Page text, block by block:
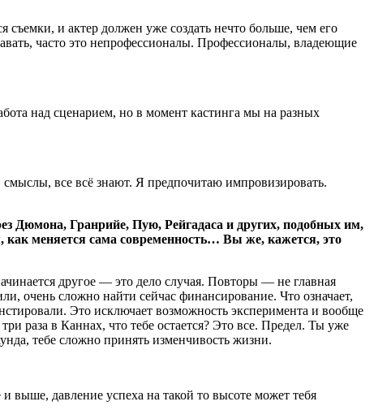
и актер должен уже создать нечто больше, чем его
часто это непрофессионалы. Профессионалы, владеющие
над сценарием, но в момент кастинга мы на разных
все всё знают. Я предпочитаю импровизировать.
Дюмона, Гранрийе, Пую, Рейгадаса и других, подобных им,
как меняется сама современность… Вы же, кажется, это
другое — это дело случая. Повторы — не главная
очень сложно найти сейчас финансирование. Что означает,
Это исключает возможность эксперимента и вообще
раза в Каннах, что тебе остается? Это все. Предел. Ты уже
тебе сложно принять изменчивость жизни.
давление успеха на такой то высоте может тебя